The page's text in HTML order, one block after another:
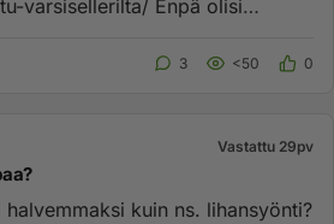
varsisellerilta/ Enpä olisi
3 <50 0
Vastattu 29pv
kuin ns. lihansyönti?